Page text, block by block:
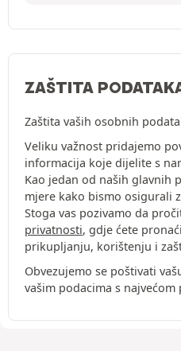
ZAŠTITA
Zaštita vaših osobnih
Veliku važnost pridajemo
informacija koje dijelite s
Kao jedan od naših glavnih
mjere kako bismo osigurali
Stoga vas pozivamo da
privatnosti, gdje ćete
prikupljanju, korištenju i
Obvezujemo se poštivati
vašim podacima s najvećom